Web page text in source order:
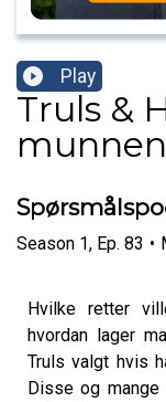
Play
Truls &
Season 1, Ep. 83 •
Hvilke retter
hvordan lager
Truls valgt hvis
Disse og